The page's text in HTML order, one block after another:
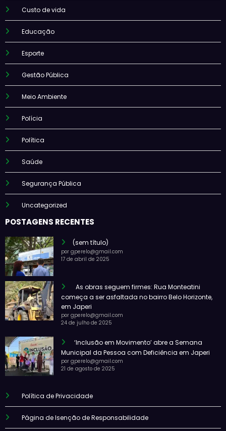
Custo de vida
Educação
Esporte
Gestão Pública
Meio Ambiente
Polícia
Política
Saúde
Segurança Pública
Uncategorized
POSTAGENS RECENTES
(sem título)
por gperelo@gmail.com
17 de abril de 2025
As obras seguem firmes: Rua Monteatini
começa a ser asfaltada no bairro Belo Horizonte,
em Japeri
por gperelo@gmail.com
24 de julho de 2025
‘Inclusão em Movimento’ abre a Semana
Municipal da Pessoa com Deficiência em Japeri
por gperelo@gmail.com
21 de agosto de 2025
Política de Privacidade
Página de Isenção de Responsabilidade